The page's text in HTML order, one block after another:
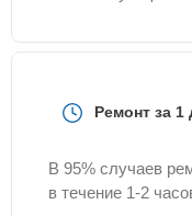
Ремонт за 1
В 95% случаев
в течение 1-2